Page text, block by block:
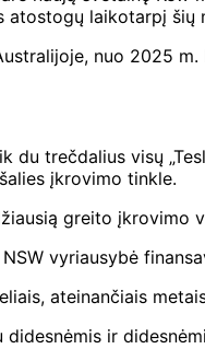
atostogų laikotarpį šių
nuo 2025
trečdalius visų
įkrovimo tinkle.
greito įkrovimo
NSW vyriausybė
ateinančiais
didesnėmis ir